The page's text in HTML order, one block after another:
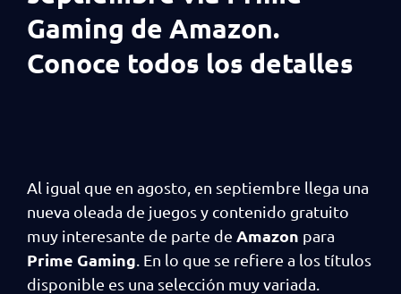
Gaming de Amazon.
Conoce todos los detalles
Al igual que en agosto, en septiembre llega una
nueva oleada de juegos y contenido gratuito
muy interesante de parte de Amazon para
Prime Gaming . En lo que se refiere a los títulos
disponible es una selección muy variada.